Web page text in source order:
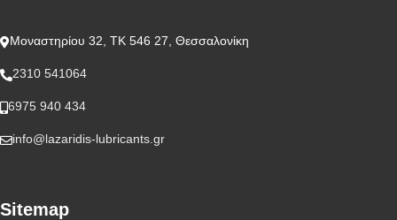
Μοναστηρίου 32, ΤΚ 546 27, Θεσσαλονίκη
2310 541064
6975 940 434
info@lazaridis-lubricants.gr
Sitemap